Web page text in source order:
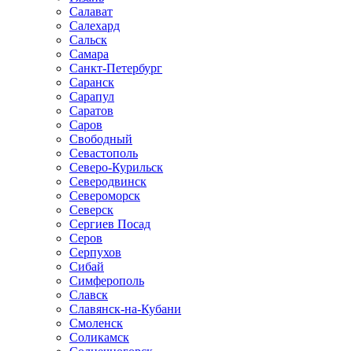
Салават
Салехард
Сальск
Самара
Санкт-Петербург
Саранск
Сарапул
Саратов
Саров
Свободный
Севастополь
Северо-Курильск
Северодвинск
Североморск
Северск
Сергиев Посад
Серов
Серпухов
Сибай
Симферополь
Славск
Славянск-на-Кубани
Смоленск
Соликамск